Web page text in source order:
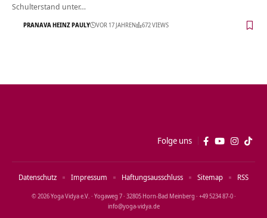
Schulterstand unter…
PRANAVA HEINZ PAULY VOR 17 JAHREN 672 VIEWS
Folge uns
© 2026 Yoga Vidya e.V. · Yogaweg 7 · 32805 Horn‑Bad Meinberg · +49 5234 87‑0 ·
info@yoga‑vidya.de
Datenschutz Impressum Haftungsausschluss Sitemap RSS